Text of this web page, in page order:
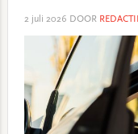
2 juli 2026 DOOR